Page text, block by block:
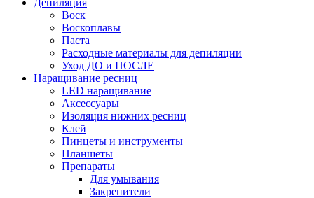
Депиляция
Воск
Воскоплавы
Паста
Расходные материалы для депиляции
Уход ДО и ПОСЛЕ
Наращивание ресниц
LED наращивание
Аксессуары
Изоляция нижних ресниц
Клей
Пинцеты и инструменты
Планшеты
Препараты
Для умывания
Закрепители